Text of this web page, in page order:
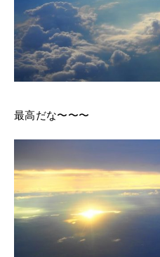
最高だな〜〜〜